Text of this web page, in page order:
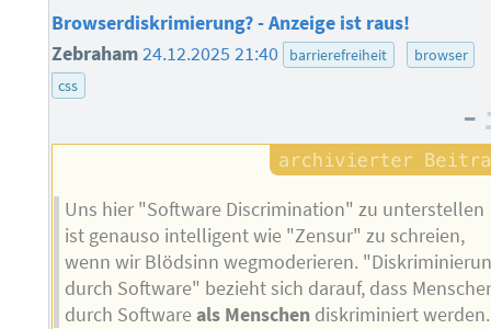
Browserdiskrimierung? - Anzeige ist raus!
Zebraham24.12.2025 21:40 barrierefreiheit
browser
css
–
Uns hier "Software Discrimination" zu unterstellen
ist genauso intelligent wie "Zensur" zu schreien,
wenn wir Blödsinn wegmoderieren.
durch Software" bezieht sich darauf, dass
durch Softwareals Menschen diskriminiert werden.